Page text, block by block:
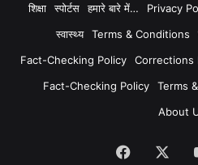
शिक्षा
स्पोर्टस हमारे बारे में… Privacy
स्वास्थ्य
Terms & Conditions
Fact-Checking Policy
Corrections
Fact-Checking Policy
Terms
About
Facebook